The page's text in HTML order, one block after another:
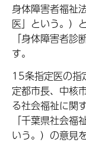
身体障害者福祉
医」という。）
「身体障害者
す。
15条指定医の指
定都市長、中核
る社会福祉に関
「千葉県社会
いう。）の意見